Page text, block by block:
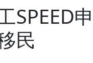
SPEED
民